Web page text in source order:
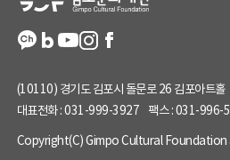
(10110) 경기도 김포시 돌문로 26 김포아트홀
대표전화 :031-999-3927 팩스 :031-996-
Copyright(C) Gimpo Cultural Foundation